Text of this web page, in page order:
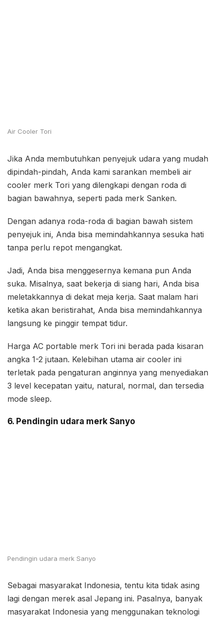
Air Cooler Tori
Jika Anda membutuhkan penyejuk udara yang mudah
dipindah-pindah, Anda kami sarankan membeli air
cooler merk Tori yang dilengkapi dengan roda di
bagian bawahnya, seperti pada merk Sanken.
Dengan adanya roda-roda di bagian bawah sistem
penyejuk ini, Anda bisa memindahkannya sesuka hati
tanpa perlu repot mengangkat.
Jadi, Anda bisa menggesernya kemana pun Anda
suka. Misalnya, saat bekerja di siang hari, Anda bisa
meletakkannya di dekat meja kerja. Saat malam hari
ketika akan beristirahat, Anda bisa memindahkannya
langsung ke pinggir tempat tidur.
Harga AC portable merk Tori ini berada pada kisaran
angka 1-2 jutaan. Kelebihan utama air cooler ini
terletak pada pengaturan anginnya yang menyediakan
3 level kecepatan yaitu, natural, normal, dan tersedia
mode sleep.
6. Pendingin udara merk Sanyo
Pendingin udara merk Sanyo
Sebagai masyarakat Indonesia, tentu kita tidak asing
lagi dengan merek asal Jepang ini. Pasalnya, banyak
masyarakat Indonesia yang menggunakan teknologi